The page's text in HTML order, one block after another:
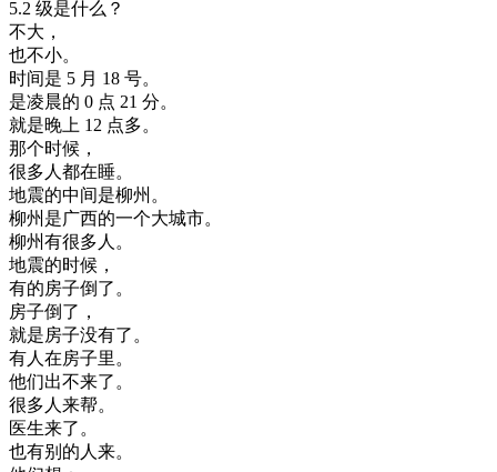
5.2 级是什么 ？
不大 ，
也不小。
时间是 5 月 18 号。
是凌晨的 0 点 21 分。
就是晚上 12 点多。
那个时候 ，
很多人都在睡。
地震的中间是柳州 。
柳州 是广西的一个大城市。
柳州有很多人。
地震的时候 ，
有的房子倒了。
房子倒了 ，
就是房子没有了。
有人在房子里。
他们出不来了。
很多人来帮。
医生来了。
也有别的人来。